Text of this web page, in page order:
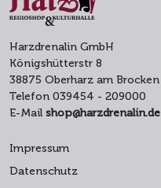
Harzdrenalin GmbH
Königshütterstr 8
38875 Oberharz am Brocken
Telefon 039454 - 209000
E-Mail shop@harzdrenalin.de
Impressum
Datenschutz